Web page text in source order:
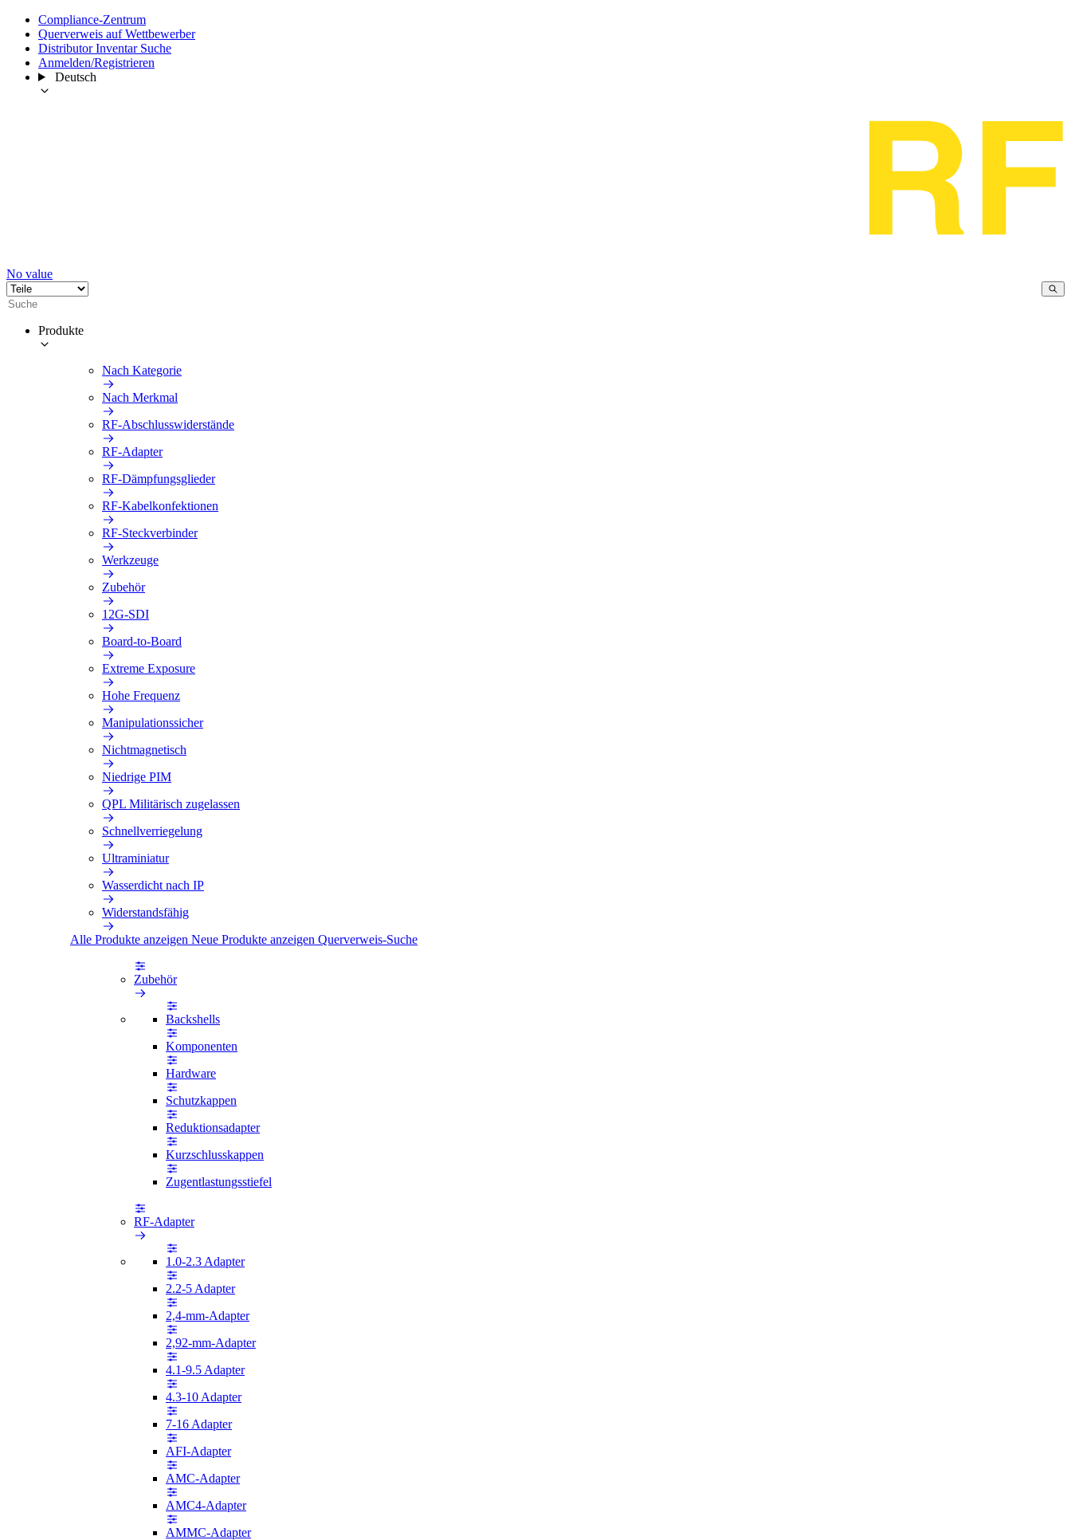
Compliance-Zentrum
Querverweis auf Wettbewerber
Distributor Inventar Suche
Anmelden/Registrieren
Deutsch
No value
Produkte
Nach Kategorie
Nach Merkmal
RF-Abschlusswiderstände
RF-Adapter
RF-Dämpfungsglieder
RF-Kabelkonfektionen
RF-Steckverbinder
Werkzeuge
Zubehör
12G-SDI
Board-to-Board
Extreme Exposure
Hohe Frequenz
Manipulationssicher
Nichtmagnetisch
Niedrige PIM
QPL Militärisch zugelassen
Schnellverriegelung
Ultraminiatur
Wasserdicht nach IP
Widerstandsfähig
Alle Produkte anzeigen Neue Produkte anzeigen Querverweis-Suche
Zubehör
Backshells
Komponenten
Hardware
Schutzkappen
Reduktionsadapter
Kurzschlusskappen
Zugentlastungsstiefel
RF-Adapter
1.0-2.3 Adapter
2.2-5 Adapter
2,4-mm-Adapter
2,92-mm-Adapter
4.1-9.5 Adapter
4.3-10 Adapter
7-16 Adapter
AFI-Adapter
AMC-Adapter
AMC4-Adapter
AMMC-Adapter